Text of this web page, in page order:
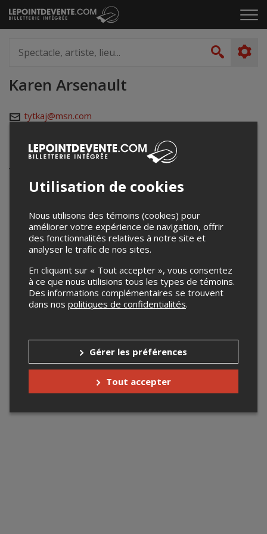
Passer
au
le
artiste,
lieu...
Karen Arsenault
tytkaj@msn.com
Événements à venir
Votre recherche n'a retourné aucun résultat.
Utilisation de cookies
Nous utilisons des témoins (cookies) pour
améliorer votre expérience de navigation, offrir
des fonctionnalités relatives à notre site et
analyser le trafic de nos sites.
En cliquant sur « Tout accepter », vous consentez
à ce que nous utilisions tous les types de témoins.
Des informations complémentaires se trouvent
dans nos politiques de confidentialités.
Gérer les préférences
Tout accepter